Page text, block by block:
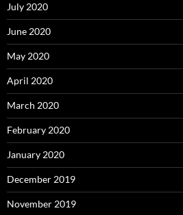
July 2020
June 2020
May 2020
April 2020
March 2020
February 2020
January 2020
December 2019
November 2019